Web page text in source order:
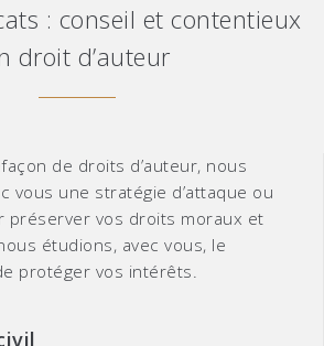
: conseil et contentieux
droit d’auteur
de droits d’auteur, nous
vous une stratégie d’attaque ou
préserver vos droits moraux et
étudions, avec vous, le
protéger vos intérêts.